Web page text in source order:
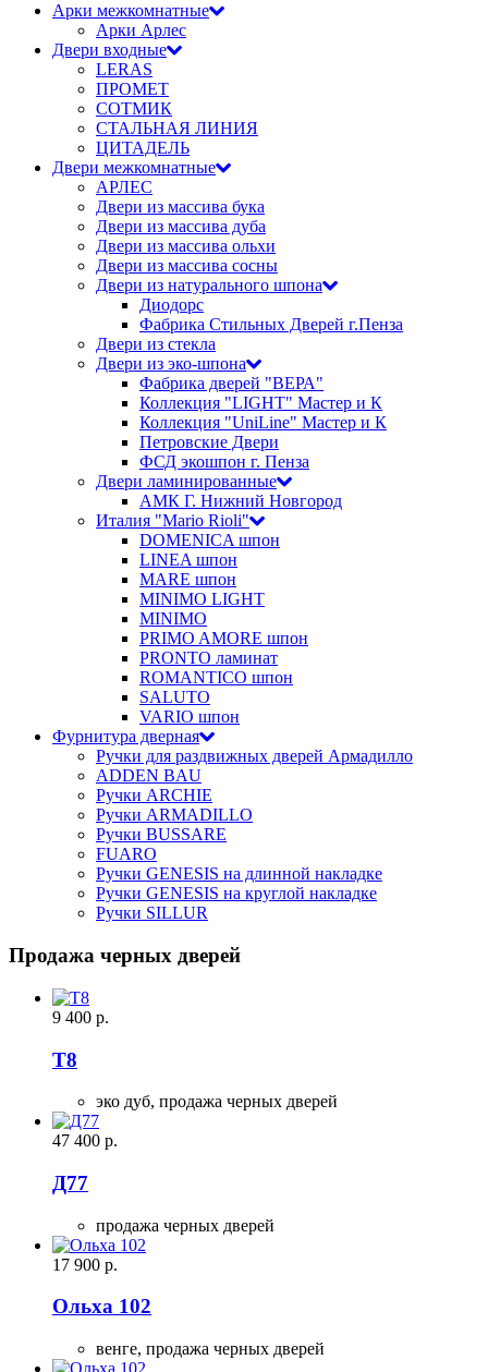
Арки межкомнатные
Арки Арлес
Двери входные
LERAS
ПРОМЕТ
СОТМИК
СТАЛЬНАЯ ЛИНИЯ
ЦИТАДЕЛЬ
Двери межкомнатные
АРЛЕС
Двери из массива бука
Двери из массива дуба
Двери из массива ольхи
Двери из массива сосны
Двери из натурального шпона
Диодорс
Фабрика Стильных Дверей г.Пенза
Двери из стекла
Двери из эко-шпона
Фабрика дверей "ВЕРА"
Коллекция "LIGHT" Мастер и К
Коллекция "UniLine" Мастер и К
Петровские Двери
ФСД экошпон г. Пенза
Двери ламинированные
АМК Г. Нижний Новгород
Италия "Mario Rioli"
DOMENICA шпон
LINEA шпон
MARE шпон
MINIMO LIGHT
MINIMO
PRIMO AMORE шпон
PRONTO ламинат
ROMANTICO шпон
SALUTO
VARIO шпон
Фурнитура дверная
Ручки для раздвижных дверей Армадилло
ADDEN BAU
Ручки ARCHIE
Ручки ARMADILLO
Ручки BUSSARE
FUARO
Ручки GENESIS на длинной накладке
Ручки GENESIS на круглой накладке
Ручки SILLUR
Продажа черных дверей
9 400 р.
T8
эко дуб, продажа черных дверей
47 400 р.
Д77
продажа черных дверей
17 900 р.
Ольха 102
венге, продажа черных дверей